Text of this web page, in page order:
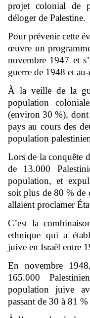
projet colonial de
déloger de Palestine.
Pour prévenir cette
œuvre un
novembre 1947 et
guerre de 1948 et au-
À la veille de la
population
(environ 30 %), dont
pays au cours des
population
Lors de la conquête
de 13.000
population, et
soit plus de 80 % de
allaient proclamer
C’est la
ethnique qui a
juive en Israël entre
En novembre
165.000
population juive
passant de 30 à 81